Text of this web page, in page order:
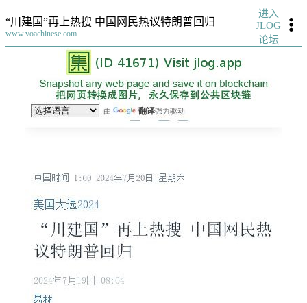
“川建国”再上热搜 中国网民热议特朗普回归
www.voachinese.com
进入
JLOG
论坛